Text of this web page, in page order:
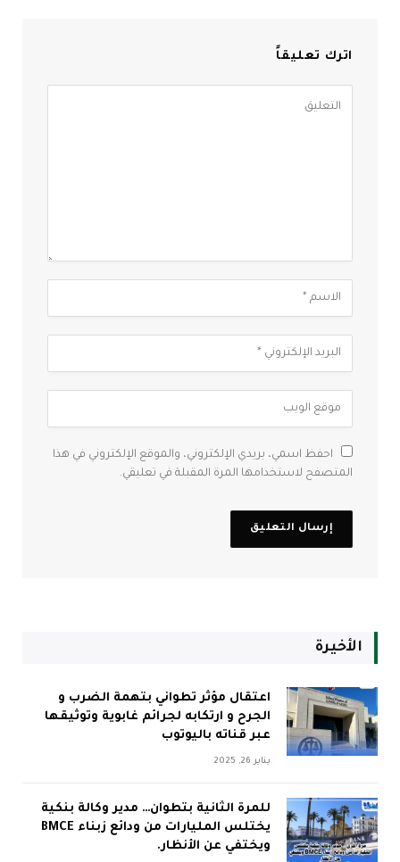
اترك تعليقاً
احفظ اسمي، بريدي الإلكتروني، والموقع الإلكتروني في هذا
المتصفح لاستخدامها المرة المقبلة في تعليقي.
الأخيرة
اعتقال مؤثر تطواني بتهمة الضرب و
الجرح و ارتكابه لجرائم غابوية وتوثيقها
عبر قناته باليوتوب
يناير 26, 2025
للمرة الثانية بتطوان… مدير وكالة بنكية
يختلس المليارات من ودائع زبناء BMCE
ويختفي عن الأنظار.